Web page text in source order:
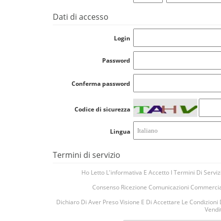
Password
Codice di sicurezza
Conferma password
Lingua
Login
Dati di accesso
Termini di servizio
Ho Letto L'informativa E Accetto I Termini Di
Consenso Ricezione Comunicazioni
Dichiaro Di Aver Preso Visione E Di Accettare Le Condizioni